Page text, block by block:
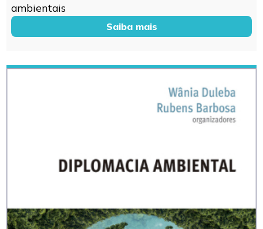
ambientais
Saiba mais